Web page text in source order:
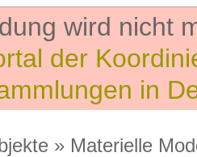
wird nicht
der
in
» Materielle